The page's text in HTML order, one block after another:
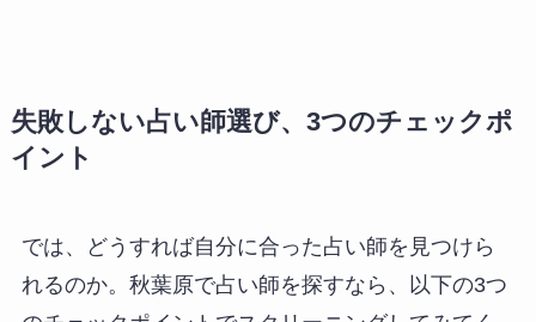
失敗しない占い師選び、3つのチェックポ
イント
では、どうすれば自分に合った占い師を見つけら
れるのか。秋葉原で占い師を探すなら、以下の3つ